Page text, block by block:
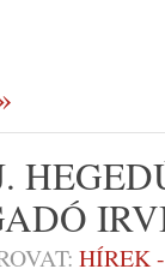
HÍREK